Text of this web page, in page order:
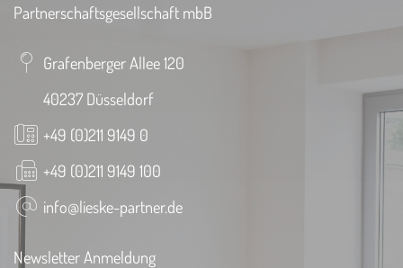
Partnerschaftsgesellschaft mbB
Grafenberger Allee 120
40237 Düsseldorf
+49 (0)211 9149 0
+49 (0)211 9149 100
info@lieske-partner.de
Newsletter Anmeldung